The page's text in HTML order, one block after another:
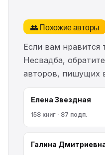
👥 Похожие авторы
Если вам нравится
Несвадба,
авторов, пишущих
Елена Звездная
158 книг · 87 подп.
Галина